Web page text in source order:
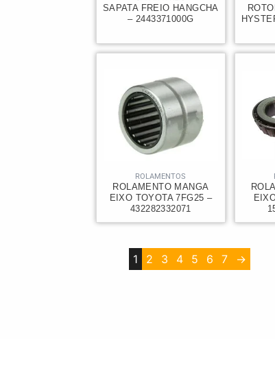
SAPATA FREIO HANGCHA
– 2443371000G
ROLAMENTOS
ROLAMENTO MANGA
EIXO TOYOTA 7FG25 –
432282332071
1 2 3 4 5 6 7 →